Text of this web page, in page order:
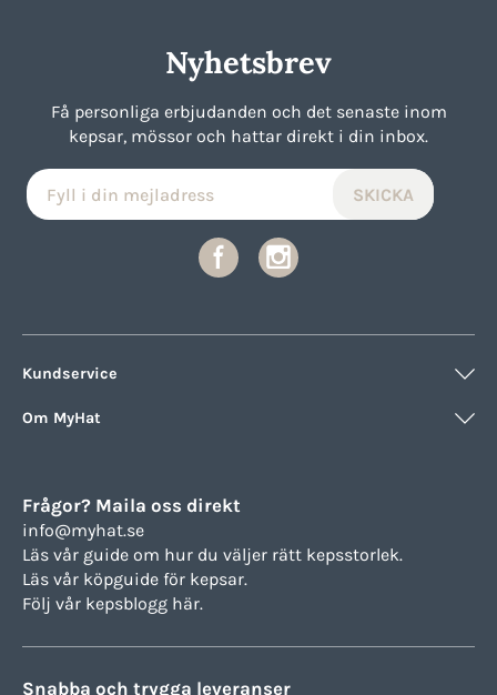
Nyhetsbrev
Få personliga erbjudanden och det senaste inom
kepsar, mössor och hattar direkt i din inbox.
Kundservice
Om MyHat
Frågor? Maila oss direkt
info@myhat.se
Läs vår guide om hur du väljer rätt kepsstorlek.
Läs vår köpguide för kepsar.
Följ vår kepsblogg här.
Snabba och trygga leveranser